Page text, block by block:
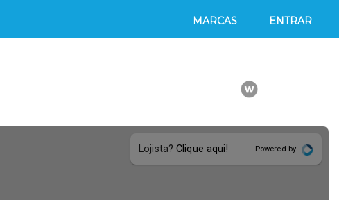
MARCAS ENTRAR